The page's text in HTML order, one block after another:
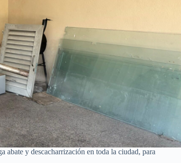
abate y descacharrización en toda la ciudad, para